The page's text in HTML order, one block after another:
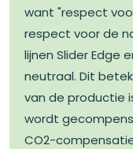
want "respect
respect voor de
lijnen Slider Edge
neutraal. Dit
van de productie
wordt
CO2-